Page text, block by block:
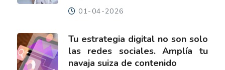
01-04-2026
Tu estrategia digital no son solo
las redes sociales. Amplía tu
navaja suiza de contenido